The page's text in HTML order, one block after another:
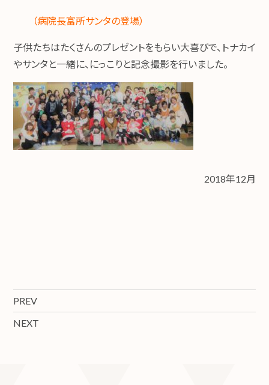
（病院長富所サンタの登場）
子供たちはたくさんのプレゼントをもらい大喜びで、トナカイ
やサンタと一緒に、にっこりと記念撮影を行いました。
2018年12月
PREV
NEXT